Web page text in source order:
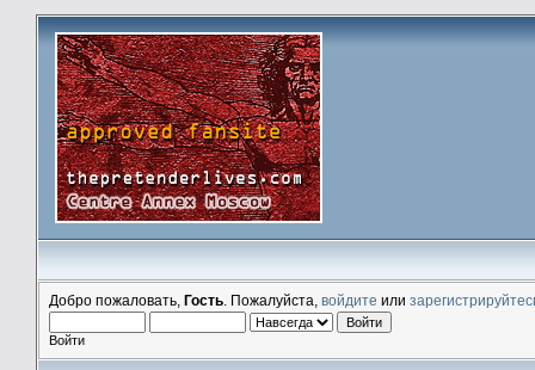
Добро пожаловать, Гость . Пожалуйста, войдите или
Войти